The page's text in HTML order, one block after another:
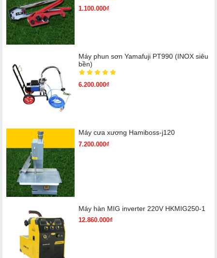
1.100.000₫
Máy phun sơn Yamafuji PT990 (INOX siêu
bền)
6.200.000₫
Máy cưa xương Hamiboss-j120
7.200.000₫
Máy hàn MIG inverter 220V HKMIG250-1
12.860.000₫